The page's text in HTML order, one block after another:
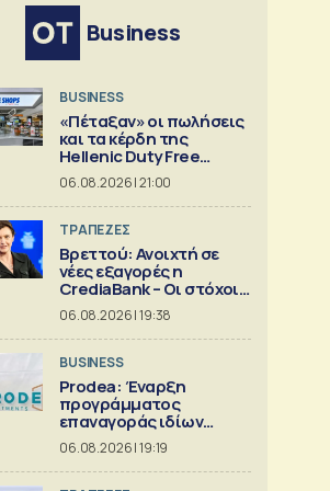
Business
BUSINESS
«Πέταξαν» οι πωλήσεις
και τα κέρδη της
Hellenic Duty Free
Shops
06.08.2026 | 21:00
ΤΡΑΠΕΖΕΣ
Βρεττού: Ανοιχτή σε
νέες εξαγορές η
CrediaBank – Οι στόχοι
για το 2026
06.08.2026 | 19:38
BUSINESS
Prodea: Έναρξη
προγράμματος
επαναγοράς ιδίων
μετοχών
06.08.2026 | 19:19